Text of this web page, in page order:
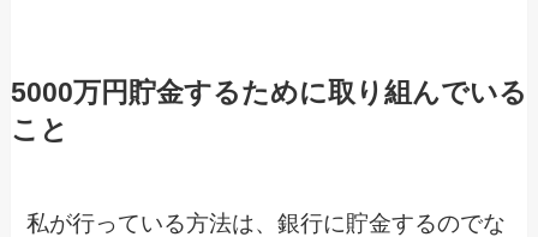
5000万円貯金するために取り組んでいる
こと
私が行っている方法は、銀行に貯金するのでな